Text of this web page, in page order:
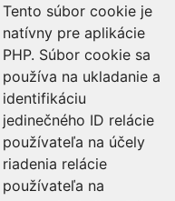
Tento súbor cookie je
natívny pre aplikácie
PHP. Súbor cookie sa
používa na ukladanie a
identifikáciu
jedinečného ID relácie
používateľa na účely
riadenia relácie
používateľa na